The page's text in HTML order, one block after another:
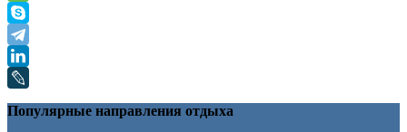
Популярные направления отдыха